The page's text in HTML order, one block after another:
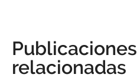
Publicaciones
relacionadas